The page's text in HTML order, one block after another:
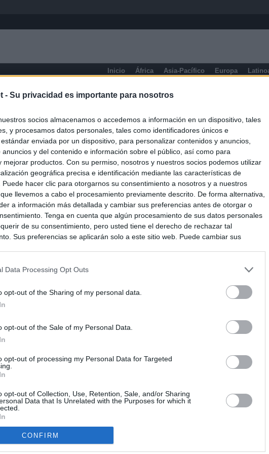
- Su privacidad es importante para nosotros
socios almacenamos o accedemos a información en un dispositivo, tales
y procesamos datos personales, tales como identificadores únicos e
enviada por un dispositivo, para personalizar contenidos y anuncios,
anuncios y del contenido e información sobre el público, así como para
mejorar productos. Con su permiso, nosotros y nuestros socios podemos utilizar
geográfica precisa e identificación mediante las características de
Puede hacer clic para otorgarnos su consentimiento a nosotros y a nuestros
llevemos a cabo el procesamiento previamente descrito. De forma alternativa,
a información más detallada y cambiar sus preferencias antes de otorgar o
Tenga en cuenta que algún procesamiento de sus datos personales
de su consentimiento, pero usted tiene el derecho de rechazar tal
Sus preferencias se aplicarán solo a este sitio web. Puede cambiar sus
Data Processing Opt Outs
opt-out of the Sharing of my personal data.
opt-out of the Sale of my Personal Data.
opt-out of processing my Personal Data for Targeted
opt-out of Collection, Use, Retention, Sale, and/or Sharing
Data that Is Unrelated with the Purposes for which it
CONFIRM
Inicio África Asia-Pacífico Europa
Ayuso señaló por la compra del ático: "Lo que no se dice es
residencia oficial para la presidenta"
Ayuso no puede destinar directamente la venta del ático de
por los incendios
Kiosko.netes la
Navega por las
SÍGUENOS